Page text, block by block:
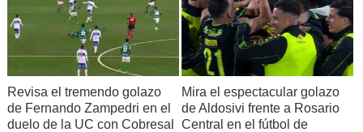
Revisa el tremendo golazo
de Fernando Zampedri en el
duelo de la UC con Cobresal
Mira el espectacular golazo
de Aldosivi frente a Rosario
Central en el fútbol de